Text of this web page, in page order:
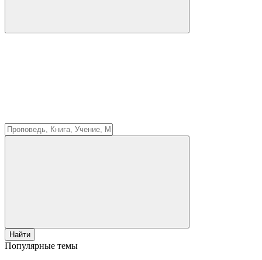
Найти
Популярные темы